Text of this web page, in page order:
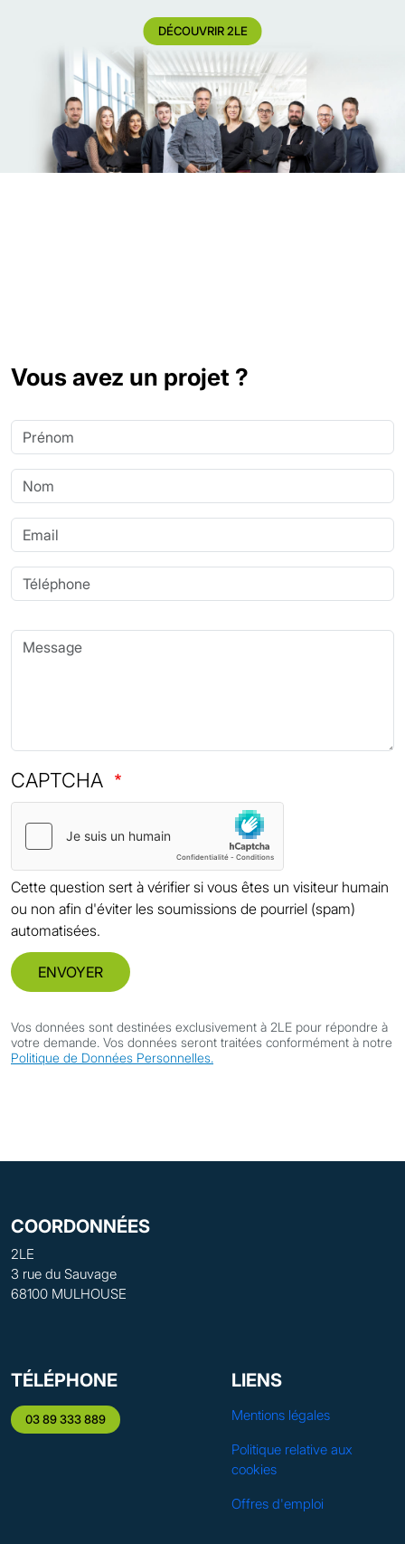
DÉCOUVRIR 2LE
Vous avez un projet ?
Prénom
Nom
Email
Téléphone
Message
CAPTCHA
Cette question sert à vérifier si vous êtes un visiteur humain
ou non afin d'éviter les soumissions de pourriel (spam)
automatisées.
ENVOYER
Vos données sont destinées exclusivement à 2LE pour répondre à
votre demande. Vos données seront traitées conformément à notre
Politique de Données Personnelles.
COORDONNÉES
2LE
3 rue du Sauvage
68100 MULHOUSE
TÉLÉPHONE
03 89 333 889
LIENS
Mentions légales
Politique relative aux
cookies
Offres d'emploi